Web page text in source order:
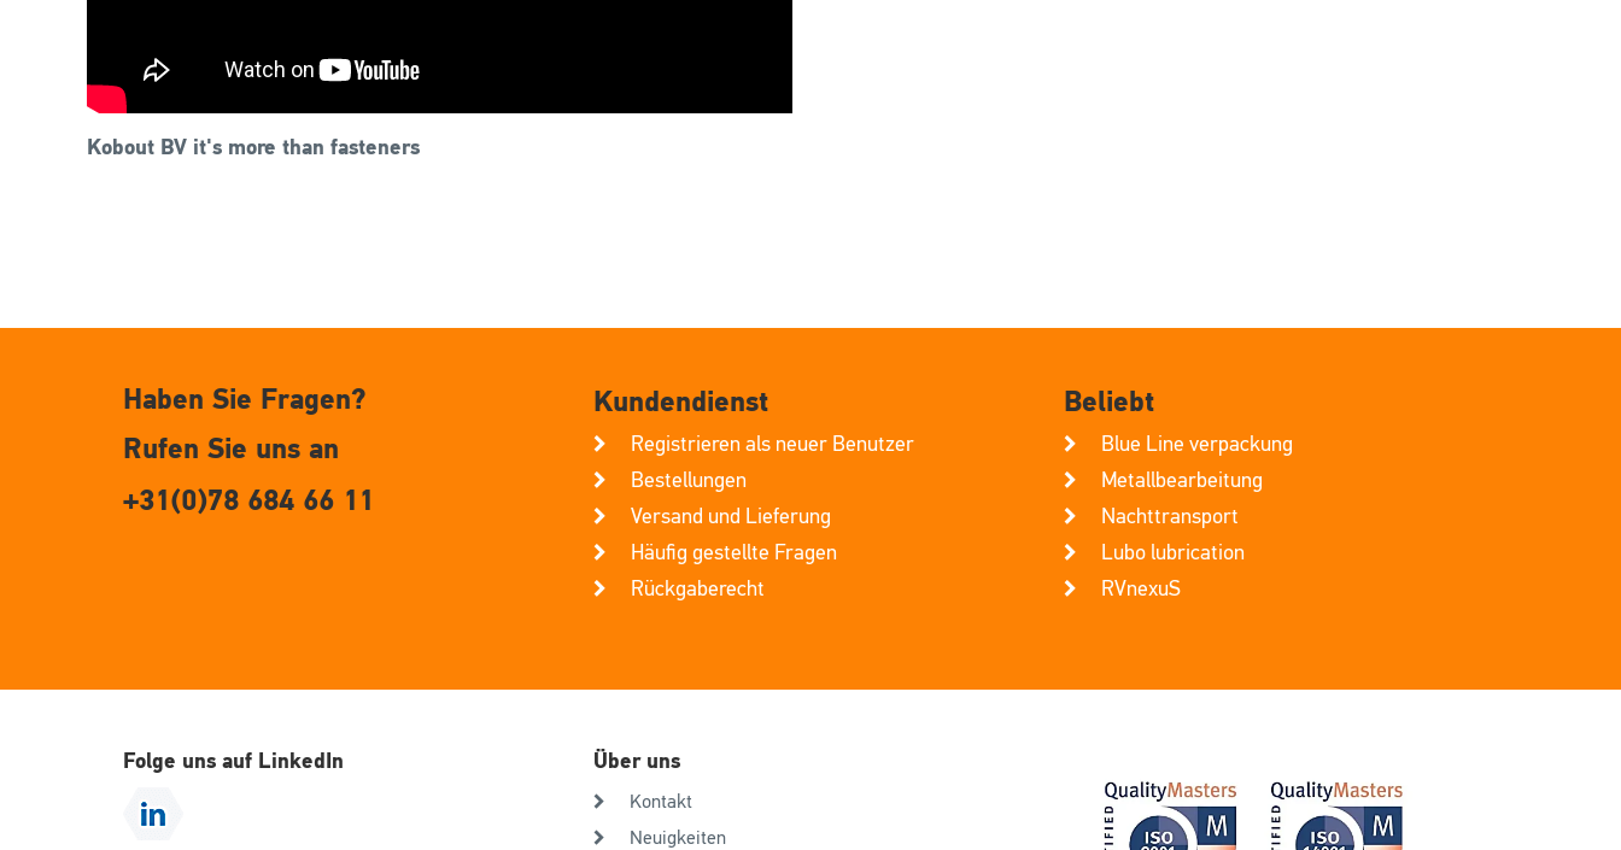
Kobout BV it's more than fasteners
Haben Sie Fragen?
Rufen Sie uns an
+31(0)78 684 66 11
Kundendienst
Registrieren als neuer Benutzer
Bestellungen
Versand und Lieferung
Häufig gestellte Fragen
Rückgaberecht
Beliebt
Blue Line verpackung
Metallbearbeitung
Nachttransport
Lubo lubrication
RVnexuS
Folge uns auf LinkedIn Über uns
Kontakt
Neuigkeiten